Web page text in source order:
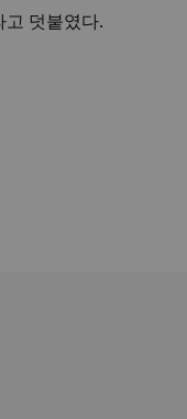
덧붙였다.